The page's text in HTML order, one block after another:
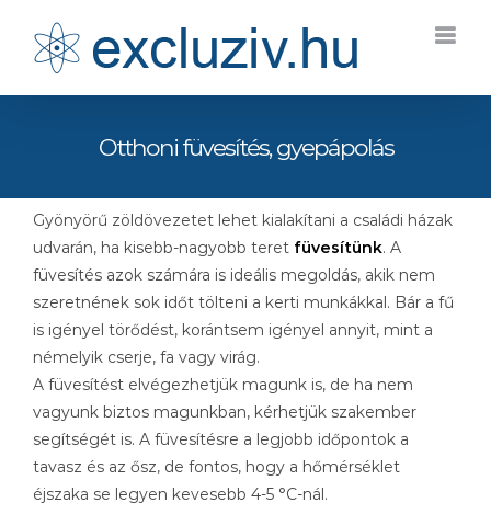
Otthoni füvesítés, gyepápolás
Gyönyörű zöldövezetet lehet kialakítani a családi házak
udvarán, ha kisebb-nagyobb teret füvesítünk. A
füvesítés azok számára is ideális megoldás, akik nem
szeretnének sok időt tölteni a kerti munkákkal. Bár a fű
is igényel törődést, korántsem igényel annyit, mint a
némelyik cserje, fa vagy virág.
A füvesítést elvégezhetjük magunk is, de ha nem
vagyunk biztos magunkban, kérhetjük szakember
segítségét is. A füvesítésre a legjobb időpontok a
tavasz és az ősz, de fontos, hogy a hőmérséklet
éjszaka se legyen kevesebb 4-5 °C-nál.